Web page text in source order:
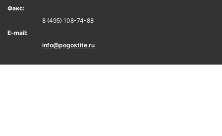
Факс:
8 (495) 108-74-88
E-mail:
info@pogostite.ru